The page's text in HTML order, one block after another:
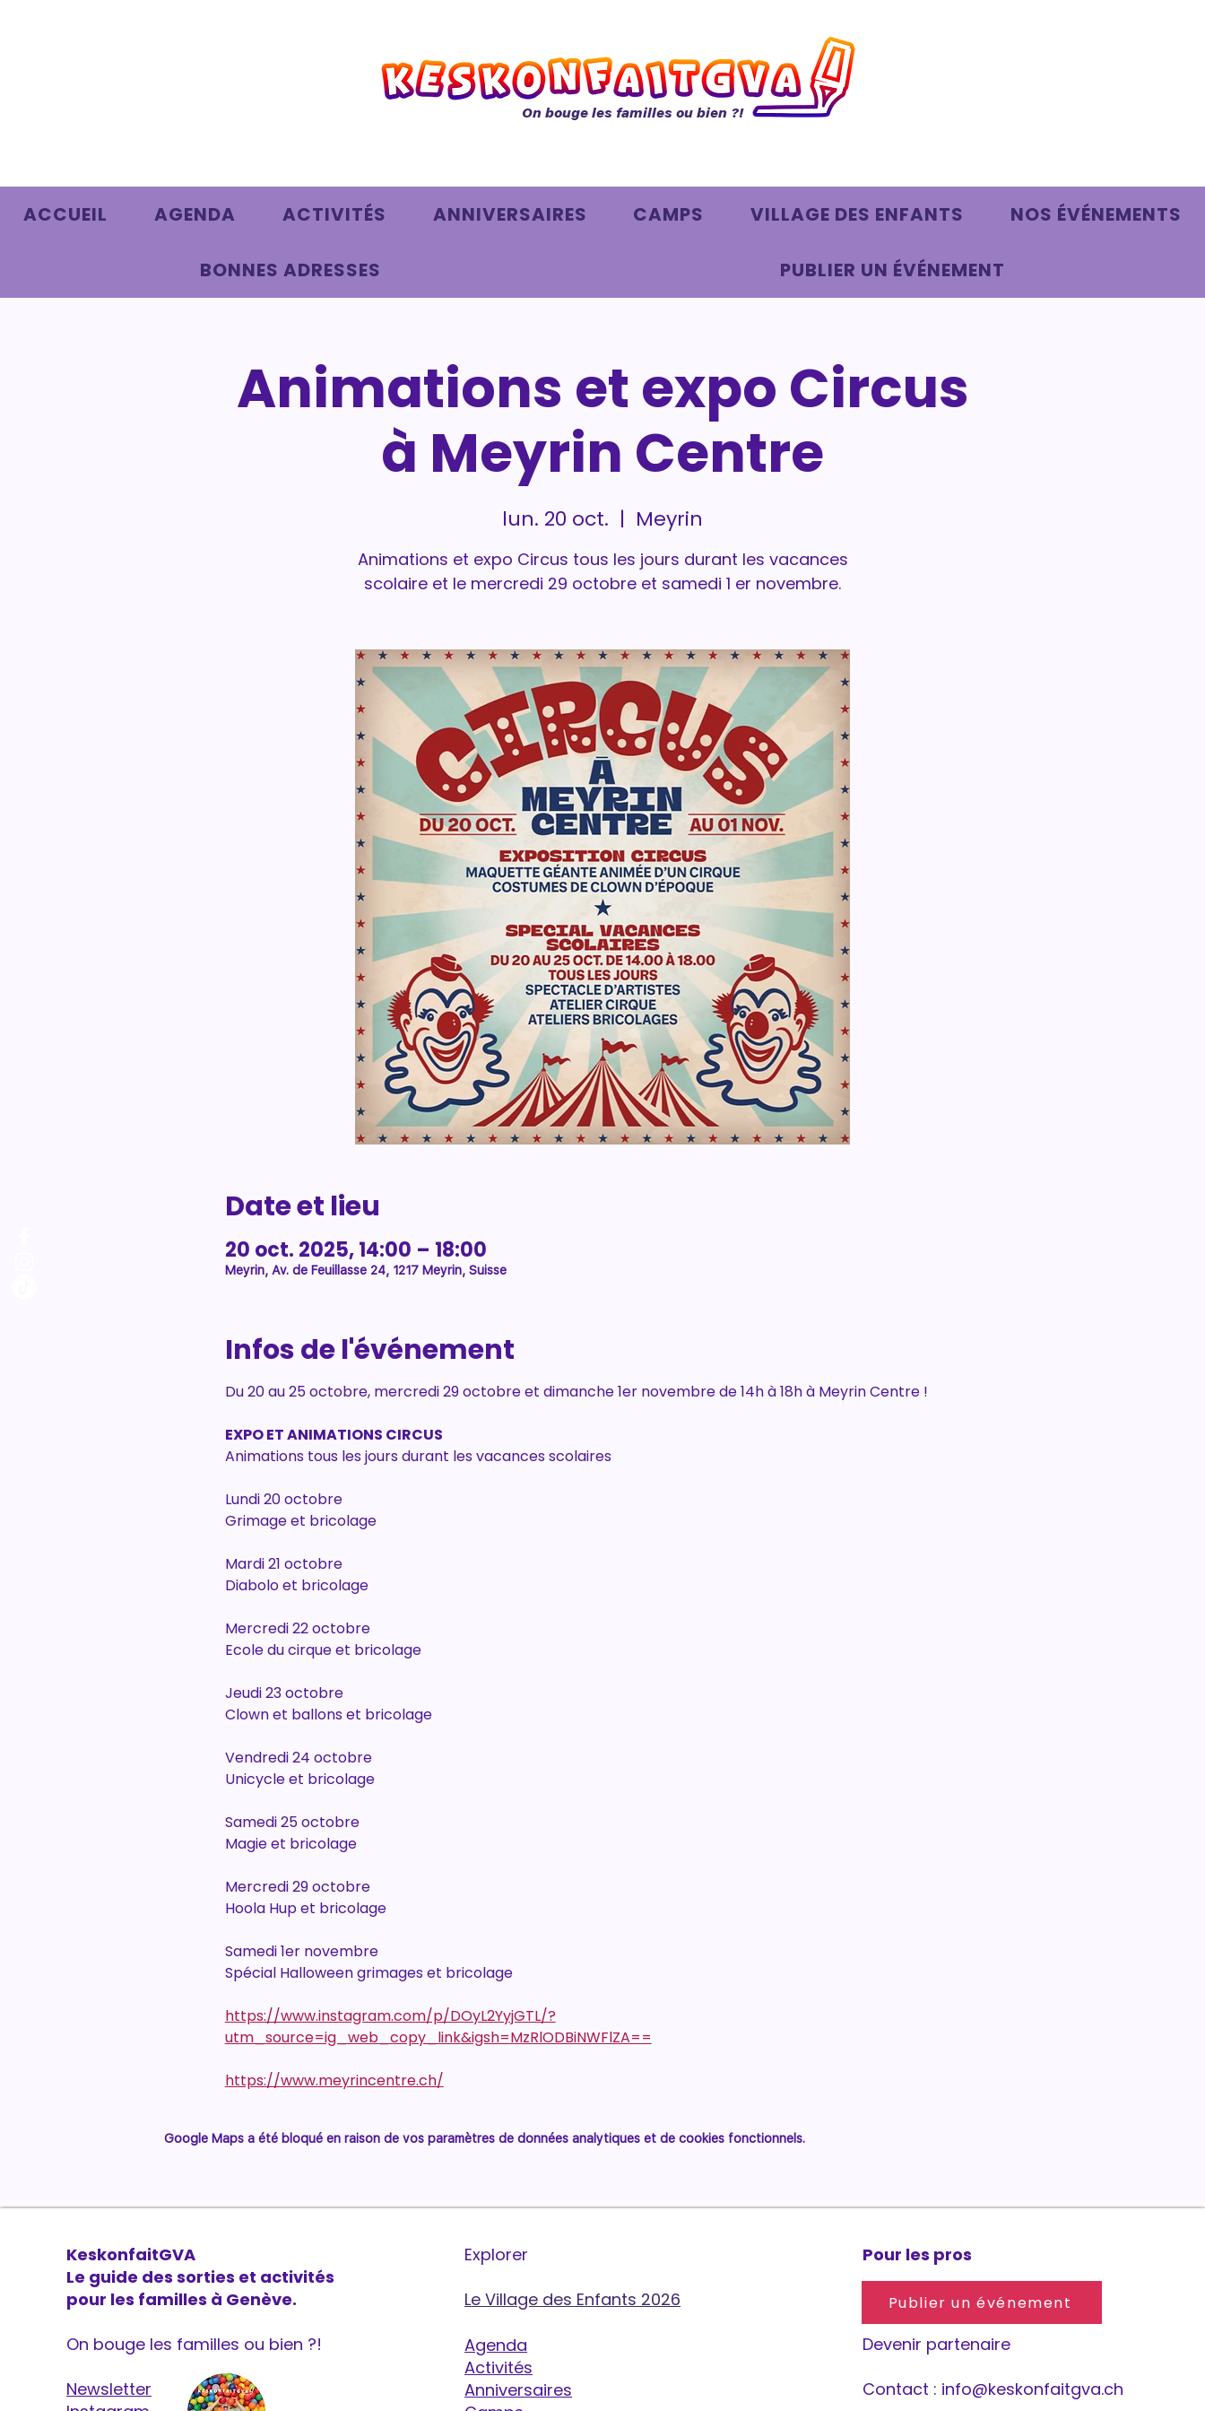
On bouge les familles ou bien ?!
ACCUEIL AGENDA ACTIVITÉS ANNIVERSAIRES CAMPS VILLAGE DES ENFANTS NOS ÉVÉNEMENTS
BONNES ADRESSES PUBLIER UN ÉVÉNEMENT
Animations et expo Circus
à Meyrin Centre
lun. 20 oct.
  |
Meyrin
Animations et expo Circus tous les jours durant les vacances
scolaire et le mercredi 29 octobre et samedi 1 er novembre.
Date et lieu
20 oct. 2025, 14:00 – 18:00
Meyrin, Av. de Feuillasse 24, 1217 Meyrin, Suisse
Infos de l'événement
Du 20 au 25 octobre, mercredi 29 octobre et dimanche 1er novembre de 14h à 18h à Meyrin Centre !
EXPO ET ANIMATIONS CIRCUS
Animations tous les jours durant les vacances scolaires
Lundi 20 octobre
Grimage et bricolage
Mardi 21 octobre
Diabolo et bricolage
Mercredi 22 octobre
Ecole du cirque et bricolage
Jeudi 23 octobre
Clown et ballons et bricolage
Vendredi 24 octobre
Unicycle et bricolage
Samedi 25 octobre
Magie et bricolage
Mercredi 29 octobre
Hoola Hup et bricolage
Samedi 1er novembre
Spécial Halloween grimages et bricolage
https://www.instagram.com/p/DOyL2YyjGTL/?
utm_source=ig_web_copy_link&igsh=MzRlODBiNWFlZA==
https://www.meyrincentre.ch/
Google Maps a été bloqué en raison de vos paramètres de données analytiques et de cookies fonctionnels.
KeskonfaitGVA
Le guide des sorties et activités
pour les familles à Genève.
On bouge les familles ou bien ?!
Newsletter
Explorer
Le Village des Enfants 2026
Agenda
Activités
Anniversaires
Pour les pros
Devenir partenaire
Contact : info@keskonfaitgva.ch
Publier un événement